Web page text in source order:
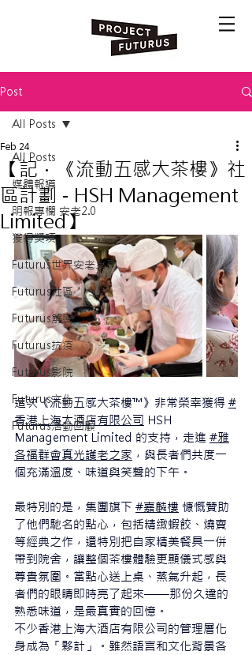
Post
All Posts
媒體報導
明報專欄 安老2.0
獲得獎項
Futurus世界安老系列
Futurus社區
Futurus解密
Futurus抗疫
Futurus影院
Futurus文化
Futurus活動回顧
All Posts
【記．《流動五感大茶樓》社
區計劃 - HSH Management
Limited】
Feb 24
這次《流動五感大茶樓™》非常榮幸獲得 #
香港上海大酒店有限公司 HSH
Management Limited 的支持，走進 #雅
各福群會真光護老之家 ，與長者們共度一
個充滿溫度、味道與笑聲的下午。
最特別的是，集團旗下 #嘉麟樓 慷慨贊助
了他們馳名的點心，包括精緻蝦餃、燒賣
等經典之作，還特別把自家精美餐具一併
帶到院舍，讓整個茶樓體驗更顯儀式感與
尊貴氛圍。當點心送上桌、蒸氣升起，長
者們的眼睛即時亮了起來——那份久違的
熟悉味道，是最真實的回憶。
不少香港上海大酒店有限公司的管理層化
身成為「夥計」。雖然語言和文化背景各